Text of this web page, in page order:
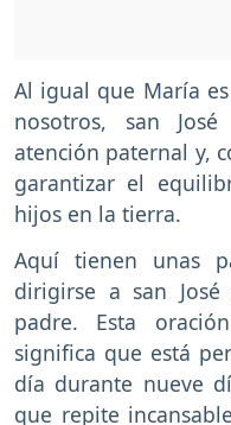
Al igual que María
nosotros, san
atención paternal y,
garantizar el
hijos en la tierra.
Aquí tienen unas
dirigirse a san
padre. Esta
significa que está
día durante nueve
que repite